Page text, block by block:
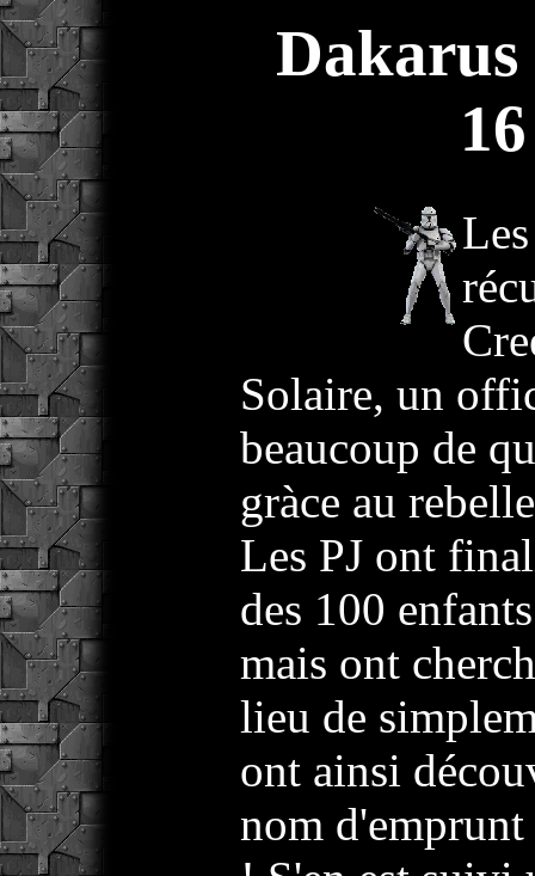
Dakarus
Solaire, un
beaucoup de
gràce au
Les PJ ont
des 100
mais ont
lieu de
ont ainsi
nom